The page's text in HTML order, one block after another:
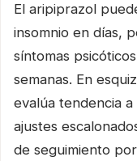
El aripiprazol
insomnio en días,
síntomas
semanas. En
evalúa tendencia
ajustes
de seguimiento